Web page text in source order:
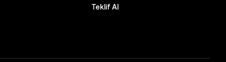
Teklif Al